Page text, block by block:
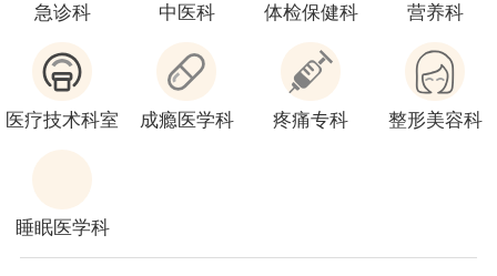
急诊科 中医科 体检保健科 营养科
医疗技术科室 成瘾医学科 疼痛专科 整形美容科
睡眠医学科